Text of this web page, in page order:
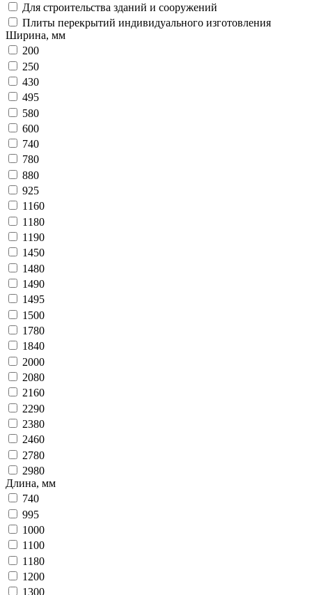
Для строительства зданий и сооружений
Плиты перекрытий индивидуального изготовления
Ширина, мм
200
250
430
495
580
600
740
780
880
925
1160
1180
1190
1450
1480
1490
1495
1500
1780
1840
2000
2080
2160
2290
2380
2460
2780
2980
Длина, мм
740
995
1000
1100
1180
1200
1300